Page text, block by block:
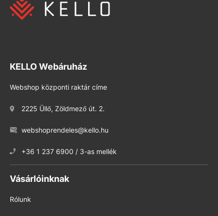
KELLO Webáruház
Webshop központi raktár címe
2225 Üllő, Zöldmező út. 2.
webshoprendeles@kello.hu
+36 1 237 6900 / 3-as mellék
Vásárlóinknak
Rólunk